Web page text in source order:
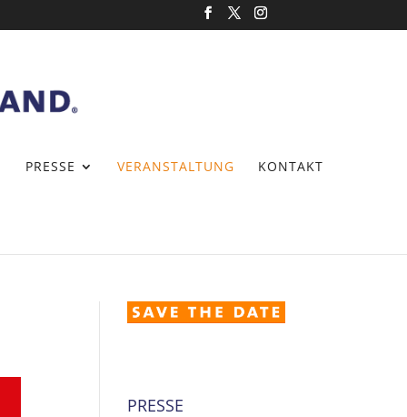
PRESSE VERANSTALTUNG KONTAKT
PRESSE